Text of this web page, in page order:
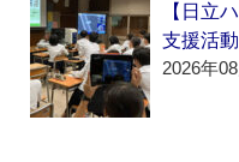
【日立
支援活
2026年